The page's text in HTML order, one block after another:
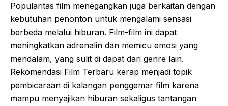
Popularitas film menegangkan juga berkaitan dengan
kebutuhan penonton untuk mengalami sensasi
berbeda melalui hiburan. Film-film ini dapat
meningkatkan adrenalin dan memicu emosi yang
mendalam, yang sulit di dapat dari genre lain.
Rekomendasi Film Terbaru kerap menjadi topik
pembicaraan di kalangan penggemar film karena
mampu menyajikan hiburan sekaligus tantangan